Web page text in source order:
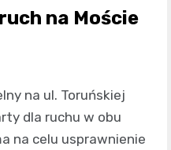
na Moście
na ul. Toruńskiej
dla ruchu w obu
na celu usprawnienie